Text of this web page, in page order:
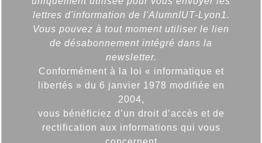
lettres d'information de l'AlumnIUT-Lyon1.
Vous pouvez à tout moment utiliser le lien
de désabonnement intégré dans la
newsletter.
Conformément à la loi « informatique et
libertés » du 6 janvier 1978 modifiée en
2004,
vous bénéficiez d’un droit d’accès et de
rectification aux informations qui vous